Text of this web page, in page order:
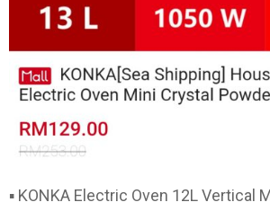
▪ KONKA Electric Oven 12L Vertical